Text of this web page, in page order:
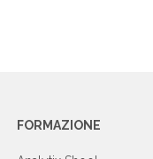
FORMAZIONE